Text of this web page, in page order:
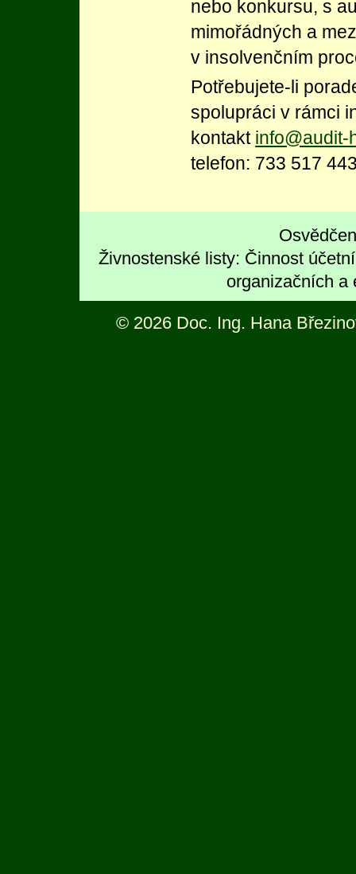
nebo konkursu, s
mimořádných a
v insolvenčním
Potřebujete-li
spolupráci v rámci
kontakt info@audit-
telefon: 733 517
Živnostenské listy: Činnost
organizačních a
© 2026 Doc. Ing. Hana